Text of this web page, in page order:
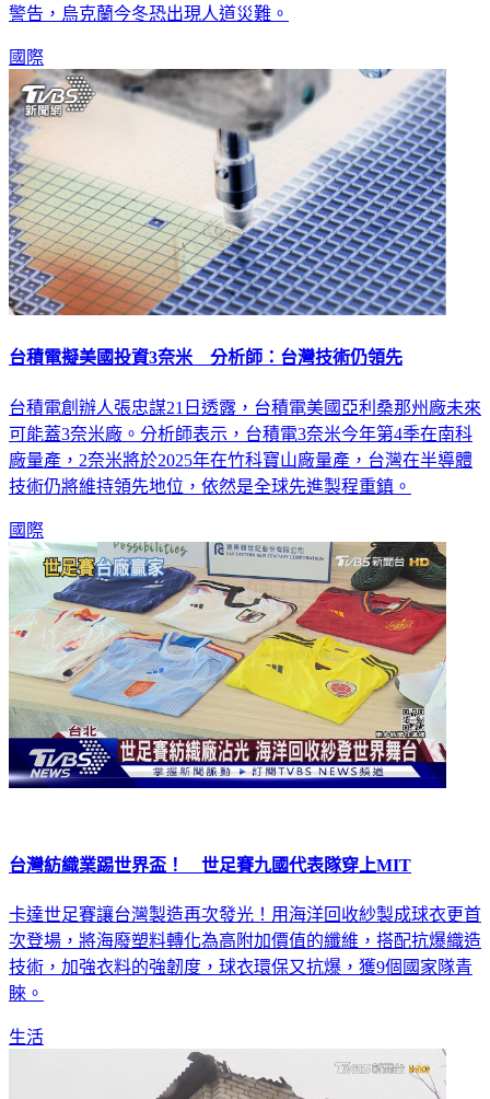
警告，烏克蘭今冬恐出現人道災難。
國際
台積電擬美國投資3奈米 分析師：台灣技術仍領先
台積電創辦人張忠謀21日透露，台積電美國亞利桑那州廠未來
可能蓋3奈米廠。分析師表示，台積電3奈米今年第4季在南科
廠量產，2奈米將於2025年在竹科寶山廠量產，台灣在半導體
技術仍將維持領先地位，依然是全球先進製程重鎮。
國際
台灣紡織業踢世界盃！ 世足賽九國代表隊穿上MIT
卡達世足賽讓台灣製造再次發光！用海洋回收紗製成球衣更首
次登場，將海廢塑料轉化為高附加價值的纖維，搭配抗爆織造
技術，加強衣料的強韌度，球衣環保又抗爆，獲9個國家隊青
睞。
生活